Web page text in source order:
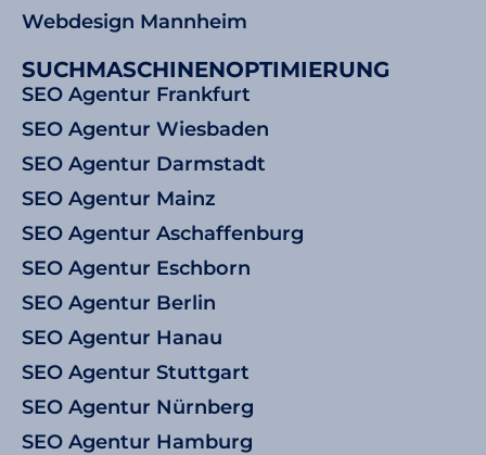
Webdesign Mannheim
SUCHMASCHINENOPTIMIERUNG
SEO Agentur Frankfurt
SEO Agentur Wiesbaden
SEO Agentur Darmstadt
SEO Agentur Mainz
SEO Agentur Aschaffenburg
SEO Agentur Eschborn
SEO Agentur Berlin
SEO Agentur Hanau
SEO Agentur Stuttgart
SEO Agentur Nürnberg
SEO Agentur Hamburg